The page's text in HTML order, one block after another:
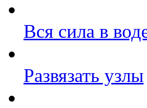
Вся сила в
Развязать узлы